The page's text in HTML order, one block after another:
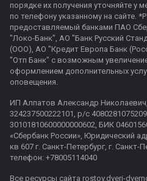
порядке их получения уточняйте у
по телефону указанному на сайте.
предоставляемый банками ПАО
"Локо-Банк", АО "Банк Русский
(ООО), АО "Кредит Европа Банк
"Отп Банк" с возможным
оформлением дополнительных
оповещения.
ИП Алпатов Александр
324237500222101, р/с
30101810600000000602, БИК
«Сбербанк России», Юридический
кв 607 г. Санкт-Петербург, г. Санкт-
телефон: +78005114040
Все ресурсы сайта rostov.dveri-